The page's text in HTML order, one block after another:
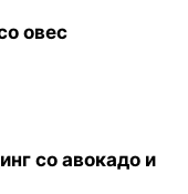
овес
со авокадо и